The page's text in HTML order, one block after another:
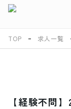
TOP 求人一覧
【経験不問